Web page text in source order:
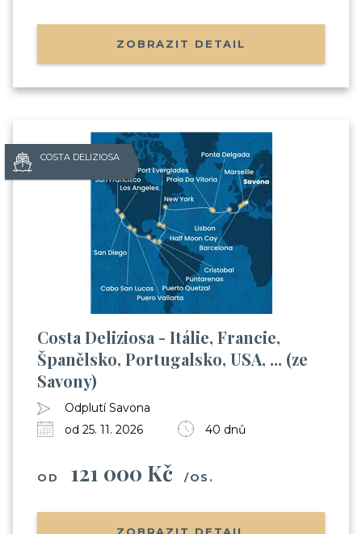
ZOBRAZIT DETAIL
COSTA DELIZIOSA
Costa Deliziosa - Itálie, Francie,
Španělsko, Portugalsko, USA, ... (ze
Savony)
Odplutí Savona
od 25. 11. 2026
40 dnů
OD 121 000 Kč /OS.